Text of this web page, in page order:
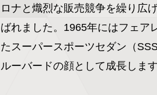
ロナと熾烈な販売競争を繰り広
ばれました。1965年にはフェア
たスーパースポーツセダン（
ルーバードの顔として成長します